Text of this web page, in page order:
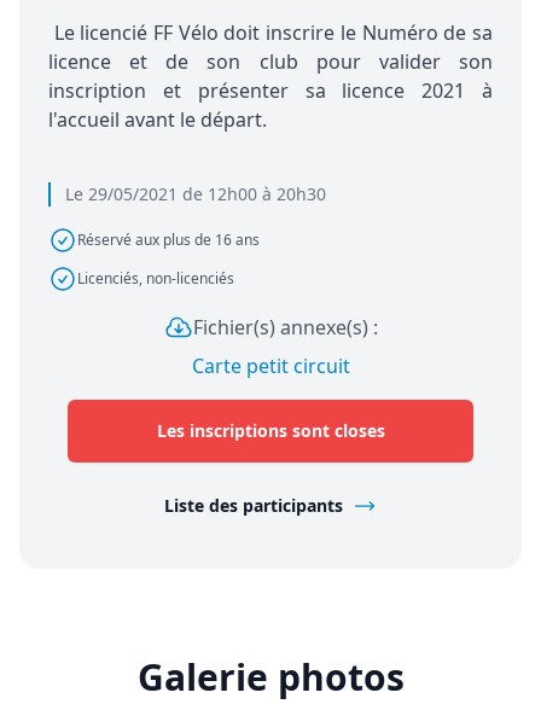
Le 29/05/2021 de 12h00 à 20h30
Réservé aux plus de 16 ans
Licenciés, non-licenciés
Le licencié FF Vélo doit inscrire le Numéro de sa
licence et de son club pour valider son
inscription et présenter sa licence 2021 à
l'accueil avant le départ.
Fichier(s) annexe(s) :
Carte petit circuit
Les inscriptions sont closes
Liste des participants
Galerie photos